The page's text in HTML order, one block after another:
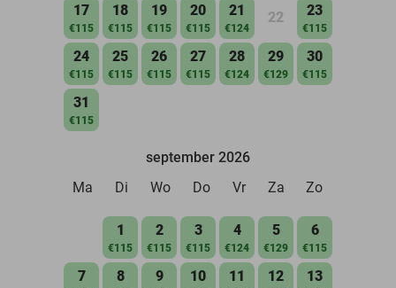
17
€115
18
€115
19
€115
20
€115
21
€124
22 23
€115
24
€115
25
€115
26
€115
27
€115
28
€124
29
€129
30
€115
31
€115
september 2026
Ma
Di Wo Do Vr Za Zo
1
€115
2
€115
3
€115
4
€124
5
€129
6
€115
7 8 9 10 11 12 13